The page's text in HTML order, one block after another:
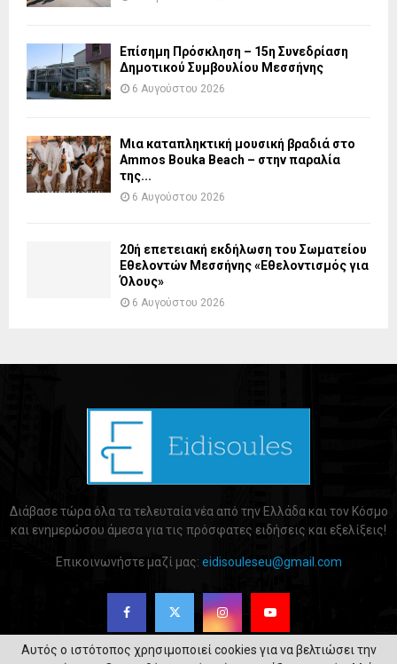
Επίσημη Πρόσκληση – 15η Συνεδρίαση
Δημοτικού Συμβουλίου Μεσσήνης
6 Αυγούστου 2026
Μια καταπληκτική μουσική βραδιά στο
Ammos Bouka Beach – στην παραλία
της...
6 Αυγούστου 2026
20ή επετειακή εκδήλωση του Σωματείου
Εθελοντών Μεσσήνης «Εθελοντισμός για
Όλους»
6 Αυγούστου 2026
Διάβασε τώρα όλα τα τελευταία νέα από την Ελλάδα και τον Κόσμο
και ενημερώσου άμεσα για τις πρόσφατες ειδήσεις και εξελίξεις!
Επικοινωνήστε μαζί μας: eidisouleseu@gmail.com
Αυτός ο ιστότοπος χρησιμοποιεί cookies για να βελτιώσει την